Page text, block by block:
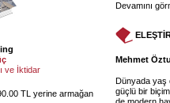
ve İktidar
TL yerine armağan
Devamını
Mehmet
Dünyada yaş
güçlü bir